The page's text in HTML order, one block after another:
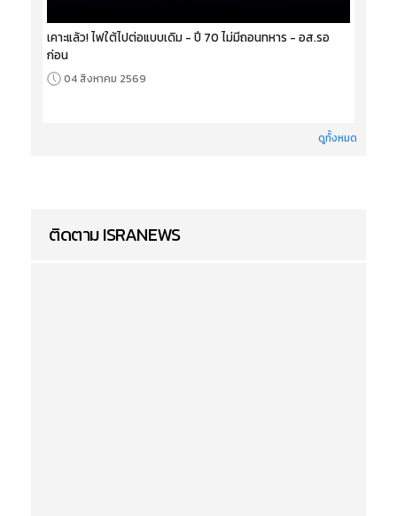
เคาะแล้ว! ไฟใต้ไปต่อแบบเดิม - ปี 70 ไม่มีถอนทหาร - อส.รอ
ก่อน
04 สิงหาคม 2569
ดูทั้งหมด
ติดตาม ISRANEWS